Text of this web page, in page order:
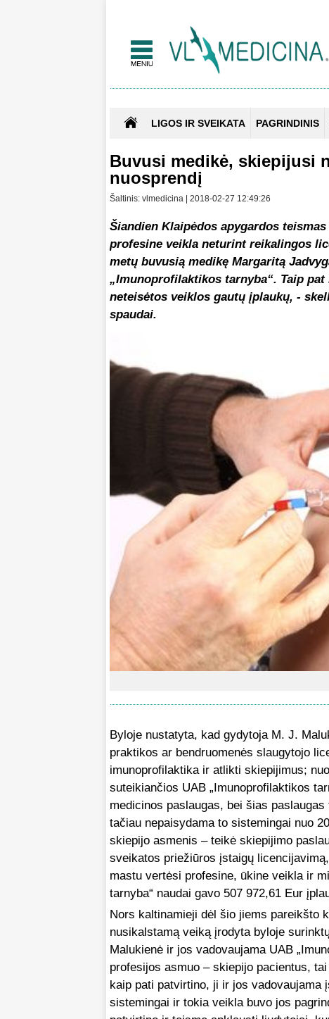
LIGOS IR SVEIKATA PAGRINDINIS
Buvusi medikė, skiepijusi
nuosprendį
Šaltinis: vlmedicina | 2018-02-27 12:49:26
Šiandien Klaipėdos apygardos
profesine veikla neturint reikalingos
metų buvusią medikę Margaritą
„Imunoprofilaktikos tarnyba“. Taip
neteisėtos veiklos gautų įplaukų, -
spaudai.
Byloje nustatyta, kad gydytoja M. J.
praktikos ar bendruomenės slaugytojo
imunoprofilaktika ir atlikti skiepijimus;
suteikiančios UAB „Imunoprofilaktikos
medicinos paslaugas, bei šias
tačiau nepaisydama to sistemingai nuo
skiepijo asmenis – teikė skiepijimo
sveikatos priežiūros įstaigų
mastu vertėsi profesine, ūkine veikla ir
tarnyba“ naudai gavo 507 972,61 Eur
Nors kaltinamieji dėl šio jiems pareikšto
nusikalstamą veiką įrodyta byloje
Malukienė ir jos vadovaujama UAB
profesijos asmuo – skiepijo pacientus,
kaip pati patvirtino, ji ir jos
sistemingai ir tokia veikla buvo jos